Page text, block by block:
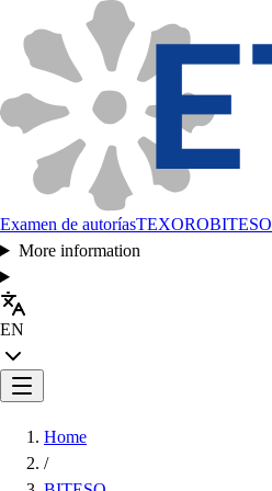
Examen de autoríasTEXOROBITESO
More information
EN
Home
/